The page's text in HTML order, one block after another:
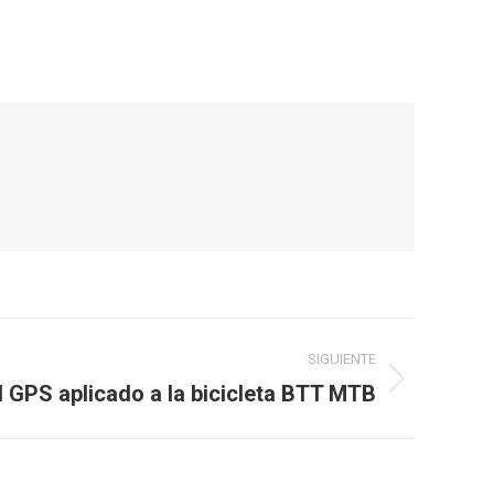
SIGUIENTE
GPS aplicado a la bicicleta BTT MTB